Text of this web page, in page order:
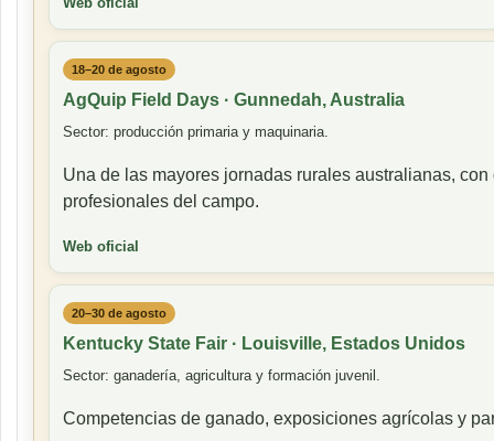
18–20 de agosto
AgQuip Field Days · Gunnedah, Australia
Sector: producción primaria y maquinaria.
Una de las mayores jornadas rurales australianas,
profesionales del campo.
Web oficial
20–30 de agosto
Kentucky State Fair · Louisville, Estados Unidos
Sector: ganadería, agricultura y formación juvenil.
Competencias de ganado, exposiciones agrícolas y